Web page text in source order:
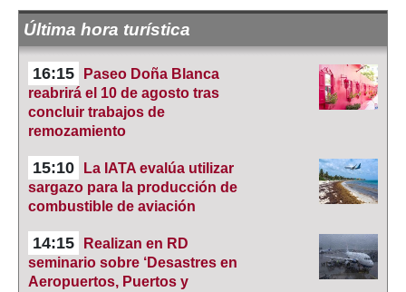
Última hora turística
16:15
Paseo Doña Blanca
reabrirá el 10 de agosto tras
concluir trabajos de
remozamiento
15:10
La IATA evalúa utilizar
sargazo para la producción de
combustible de aviación
14:15
Realizan en RD
seminario sobre ‘Desastres en
Aeropuertos, Puertos y